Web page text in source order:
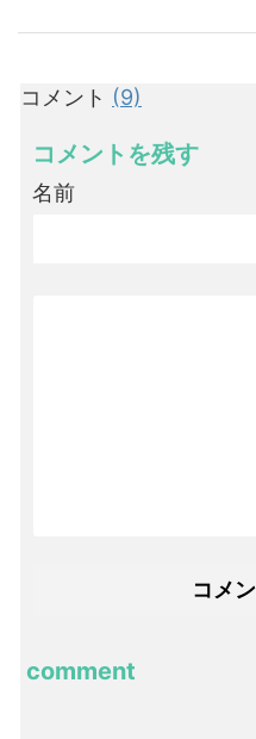
コメント (9)
コメントを残す
名前
comment